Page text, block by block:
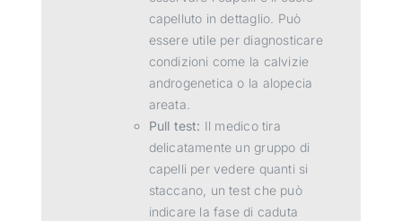
capelluto in dettaglio. Può
essere utile per diagnosticare
condizioni come la calvizie
androgenetica o la alopecia
areata.
Pull test: Il medico tira
delicatamente un gruppo di
capelli per vedere quanti si
staccano, un test che può
indicare la fase di caduta